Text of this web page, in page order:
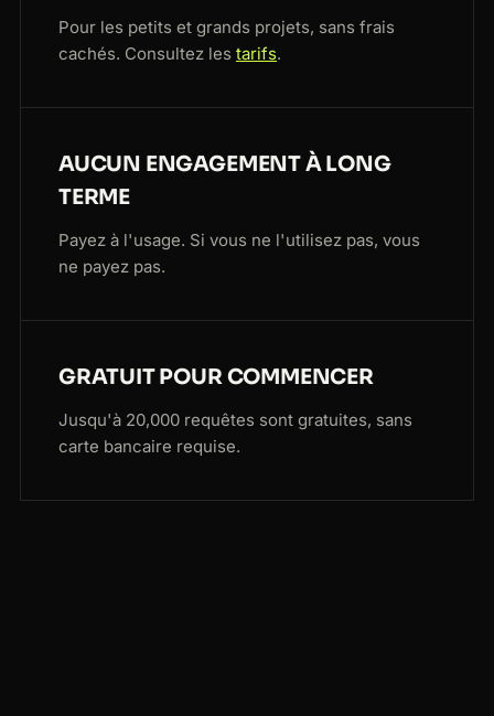
Pour les petits et grands projets, sans frais
cachés. Consultez les tarifs.
AUCUN ENGAGEMENT À LONG
TERME
Payez à l'usage. Si vous ne l'utilisez pas, vous
ne payez pas.
GRATUIT POUR COMMENCER
Jusqu'à 20,000 requêtes sont gratuites, sans
carte bancaire requise.